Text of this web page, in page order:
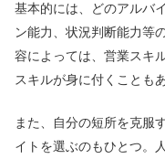
基本的には、どのアルバ
ン能力、状況判断能力等
容によっては、営業スキ
スキルが身に付くことも
また、自分の短所を克服
イトを選ぶのもひとつ。